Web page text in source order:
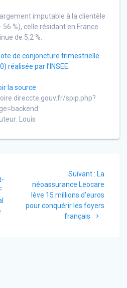
imputable à la clientèle
%), celle résidant en France
de 5,2 %.
de conjoncture trimestrielle
réalisée par l’INSEE.
la source
spip.php?
Louis
Suivant : Article
suivant
:
La
néoassurance Leocare
lève 15 millions d’euros
pour conquérir les foyers
français